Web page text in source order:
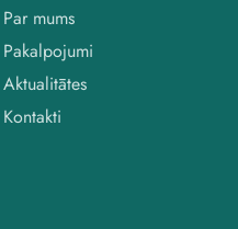
Par mums
Pakalpojumi
Aktualitātes
Kontakti